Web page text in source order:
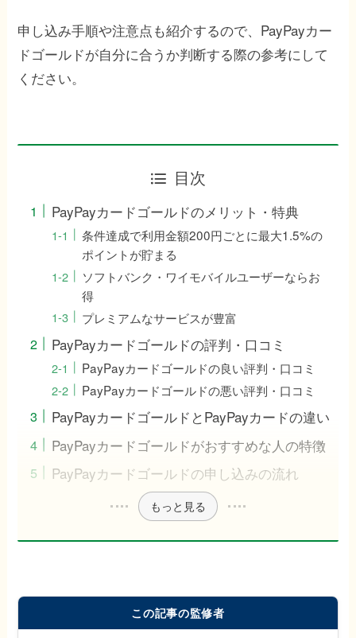
申し込み手順や注意点も紹介するので、PayPayカー
ドゴールドが自分に合うか判断する際の参考にして
ください。
目次
PayPayカードゴールドのメリット・特典
条件達成で利用金額200円ごとに最大1.5%の
ポイントが貯まる
ソフトバンク・ワイモバイルユーザーならお
得
プレミアムなサービスが豊富
PayPayカードゴールドの評判・口コミ
PayPayカードゴールドの良い評判・口コミ
PayPayカードゴールドの悪い評判・口コミ
PayPayカードゴールドとPayPayカードの違い
PayPayカードゴールドがおすすめな人の特徴
PayPayカードゴールドの申し込みの流れ
もっと見る
この記事の監修者